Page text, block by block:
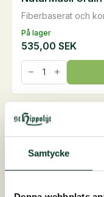
Samtycke
På lager
Fiberbaserat och
535,00 SEK
NaturMüsli
Grain
Free,
15
kg
mängd